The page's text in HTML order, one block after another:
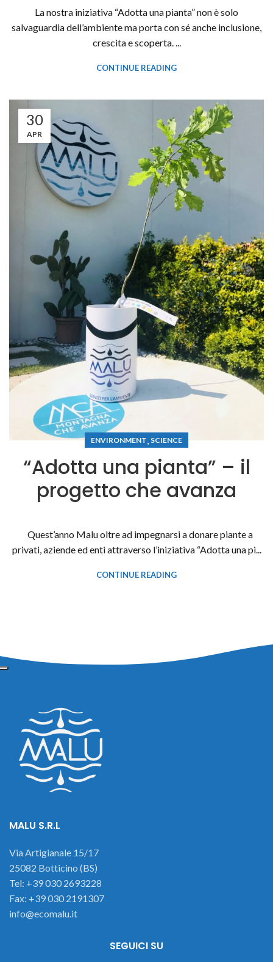
La nostra iniziativa “Adotta una pianta” non è solo
salvaguardia dell’ambiente ma porta con sé anche inclusione,
crescita e scoperta. ...
CONTINUE READING
30
APR
ENVIRONMENT, SCIENCE
“Adotta una pianta” – il
progetto che avanza
Quest’anno Malu oltre ad impegnarsi a donare piante a
privati, aziende ed enti attraverso l’iniziativa “Adotta una pi...
CONTINUE READING
MALU S.R.L
Via Artigianale 15/17
25082 Botticino (BS)
Tel: +39 030 2693228
Fax: +39 030 2191307
info@ecomalu.it
SEGUICI SU